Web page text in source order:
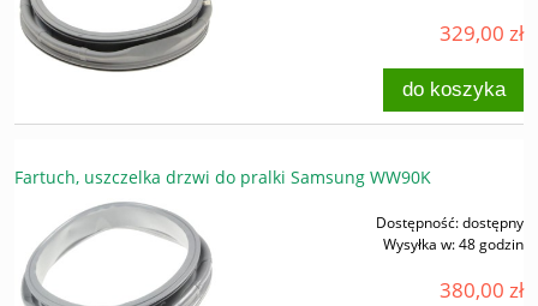
329,00 zł
do koszyka
Fartuch, uszczelka drzwi do pralki Samsung WW90K
Dostępność:dostępny
Wysyłka w:48 godzin
380,00 zł